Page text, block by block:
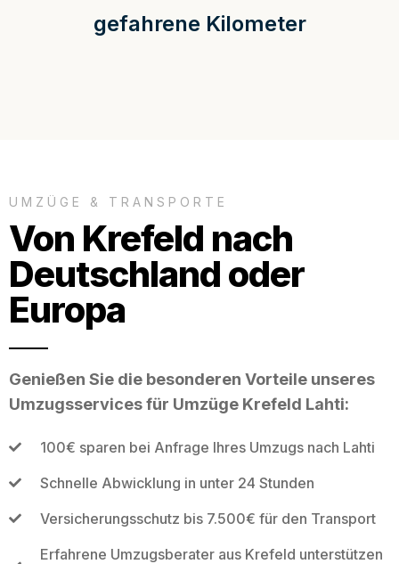
gefahrene Kilometer
UMZÜGE & TRANSPORTE
Von Krefeld nach
Deutschland oder
Europa
Genießen Sie die besonderen Vorteile unseres
Umzugsservices für Umzüge Krefeld Lahti:
100€ sparen bei Anfrage Ihres Umzugs nach Lahti
Schnelle Abwicklung in unter 24 Stunden
Versicherungsschutz bis 7.500€ für den Transport
Erfahrene Umzugsberater aus Krefeld unterstützen